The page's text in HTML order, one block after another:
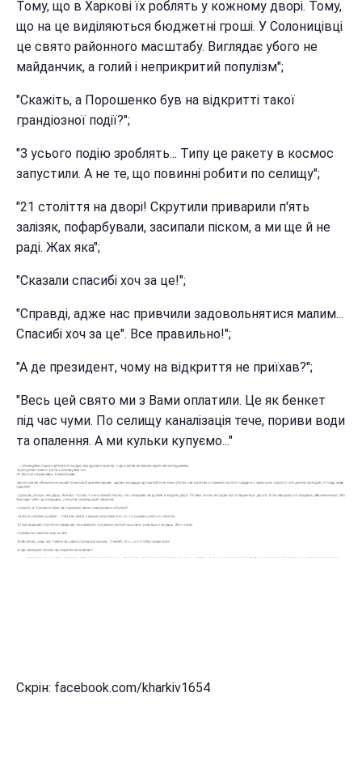
Тому, що в Харкові їх роблять у кожному дворі. Тому,
що на це виділяються бюджетні гроші. У Солоницівці
це свято районного масштабу. Виглядає убого не
майданчик, а голий і неприкритий популізм";
"Скажіть, а Порошенко був на відкритті такої
грандіозної події?";
"З усього подію зроблять... Типу це ракету в космос
запустили. А не те, що повинні робити по селищу";
"21 століття на дворі! Скрутили приварили п'ять
залізяк, пофарбували, засипали піском, а ми ще й не
раді. Жах яка";
"Сказали спасибі хоч за це!";
"Справді, адже нас привчили задовольнятися малим...
Спасибі хоч за це". Все правильно!";
"А де президент, чому на відкриття не приїхав?";
"Весь цей свято ми з Вами оплатили. Це як бенкет
під час чуми. По селищу каналізація тече, пориви води
та опалення. А ми кульки купуємо..."
Скрін: facebook.com/kharkiv1654